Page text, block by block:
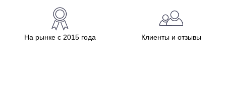
На рынке с 2015 года Клиенты и отзывы